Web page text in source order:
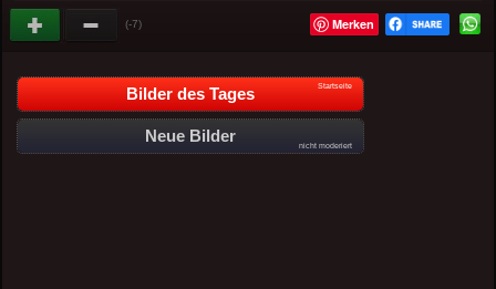
(-7) Merken
Bilder des Tages Startseite
Neue Bilder
nicht moderiert